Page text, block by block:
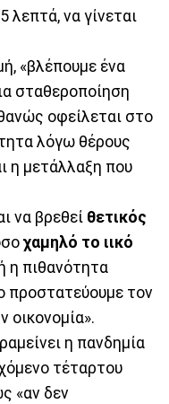
λεπτά, να γίνεται
«βλέπουμε ένα
σταθεροποίηση
οφείλεται στο
λόγω θέρους
η μετάλλαξη που
να βρεθεί θετικός
χαμηλό το ιικό
η πιθανότητα
προστατεύουμε τον
οικονομία».
η πανδημία
τέταρτου
«αν δεν